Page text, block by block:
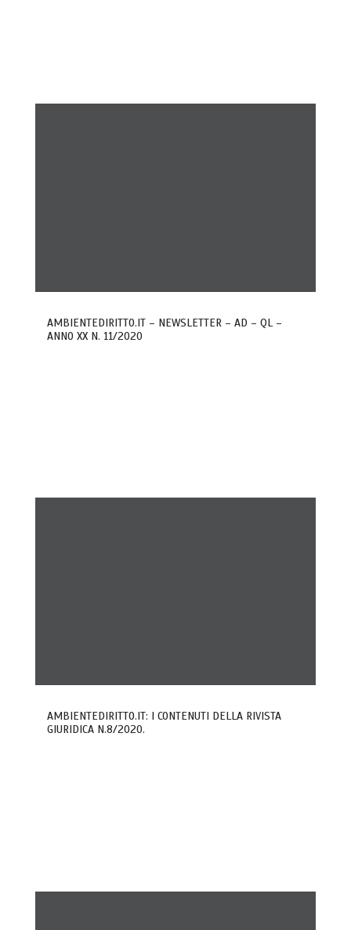
AMBIENTEDIRITTO.IT – NEWSLETTER – AD – QL –
ANNO XX N. 11/2020
AMBIENTEDIRITTO.IT: I CONTENUTI DELLA RIVISTA
GIURIDICA N.8/2020.